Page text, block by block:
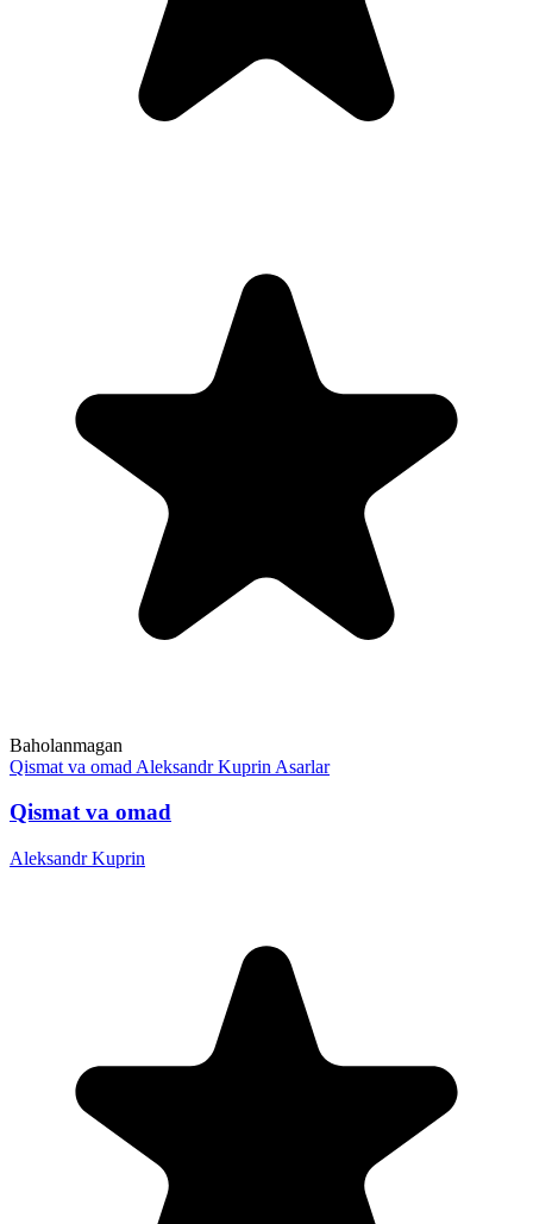
Baholanmagan
Qismat va omad Aleksandr Kuprin Asarlar
Qismat va omad
Aleksandr Kuprin